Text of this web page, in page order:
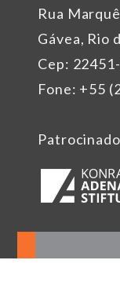
Rua
Gávea, Rio
Cep:
Fone: +55